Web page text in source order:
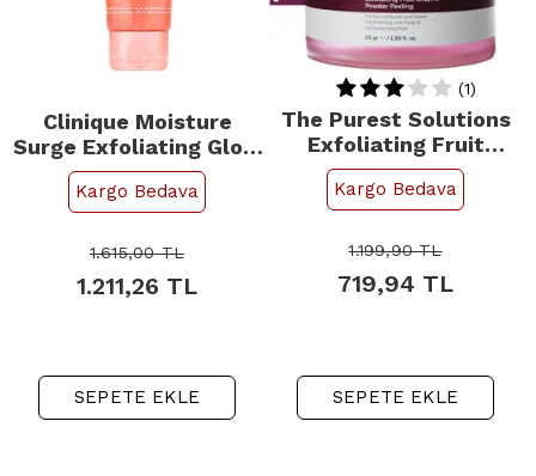
Clinique Moisture
Surge Exfoliating Glow
Cleanser - Peeling
Etkili Aydınlatıcı
Kargo Bedava
1.615,00TL
1.211,26 TL
SEPETE EKLE
(1)
The Purest Solutions
Exfoliating Fruit
Enzyme Powder
Peeling - Toz Peeling
55gr
Kargo Bedava
1.199,90TL
719,94 TL
SEPETE EKLE